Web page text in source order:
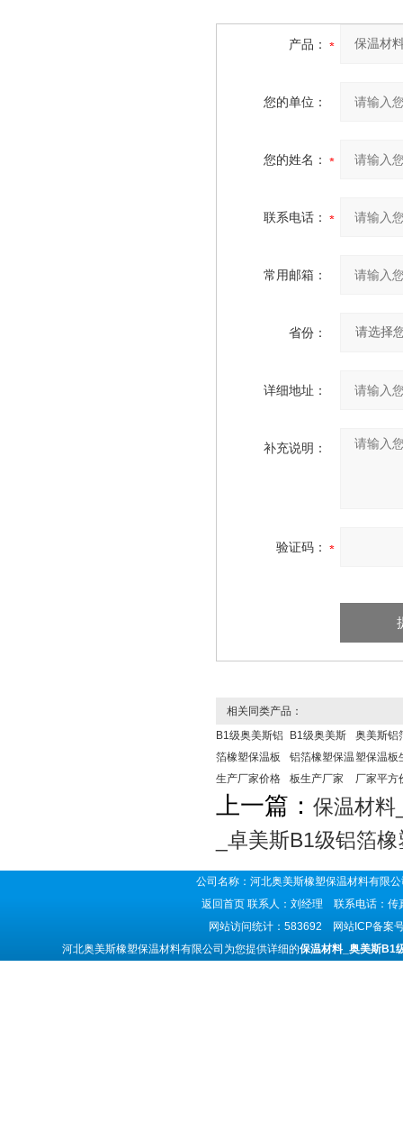
产品：
您的单位：
您的姓名：
联系电话：
常用邮箱：
省份：
详细地址：
补充说明：
验证码：
相关同类产品：
B1级奥美斯铝
箔橡塑保温板
生产厂家价格
B1级奥美斯
铝箔橡塑保温
板生产厂家
奥美斯铝
塑保温板
厂家平方
上一篇： 保温材料
_卓美斯B1级铝箔
公司名称：河北奥美斯橡塑保温材料有
返回首页 联系人：刘经理 联系电话：
网站访问统计：583692 网站ICP备案
河北奥美斯橡塑保温材料有限公司为您提供详细的保温材料_奥美斯B1